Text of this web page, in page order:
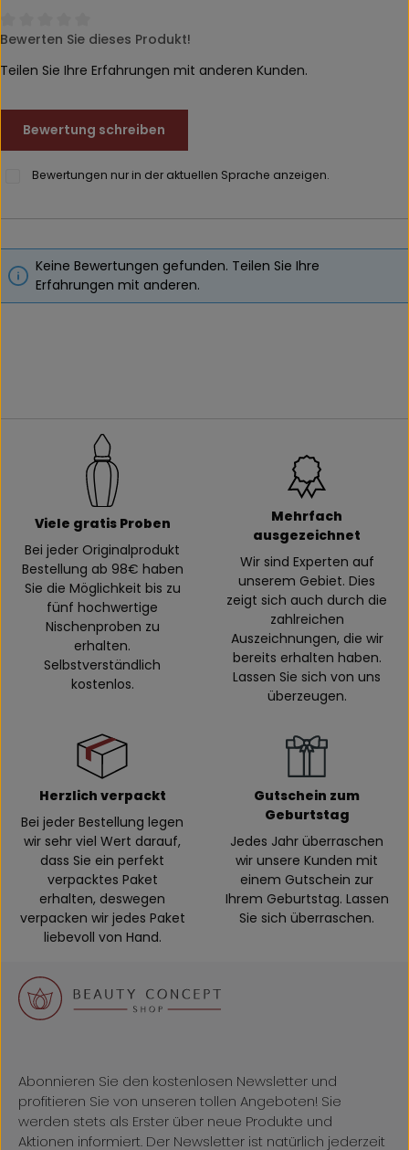
Durchschnittliche Bewertung von 0 von 5 Sternen
Bewerten Sie dieses Produkt!
Teilen Sie Ihre Erfahrungen mit anderen Kunden.
Bewertung schreiben
Bewertungen nur in der aktuellen Sprache anzeigen.
Keine Bewertungen gefunden. Teilen Sie Ihre
Erfahrungen mit anderen.
Viele gratis Proben
Bei jeder Originalprodukt
Bestellung ab 98€ haben
Sie die Möglichkeit bis zu
fünf hochwertige
Nischenproben zu
erhalten.
Selbstverständlich
kostenlos.
Mehrfach
ausgezeichnet
Wir sind Experten auf
unserem Gebiet. Dies
zeigt sich auch durch die
zahlreichen
Auszeichnungen, die wir
bereits erhalten haben.
Lassen Sie sich von uns
überzeugen.
Herzlich verpackt
Bei jeder Bestellung legen
wir sehr viel Wert darauf,
dass Sie ein perfekt
verpacktes Paket
erhalten, deswegen
verpacken wir jedes Paket
liebevoll von Hand.
Gutschein zum
Geburtstag
Jedes Jahr überraschen
wir unsere Kunden mit
einem Gutschein zur
Ihrem Geburtstag. Lassen
Sie sich überraschen.
Abonnieren Sie den kostenlosen Newsletter und
profitieren Sie von unseren tollen Angeboten! Sie
werden stets als Erster über neue Produkte und
Aktionen informiert. Der Newsletter ist natürlich jederzeit